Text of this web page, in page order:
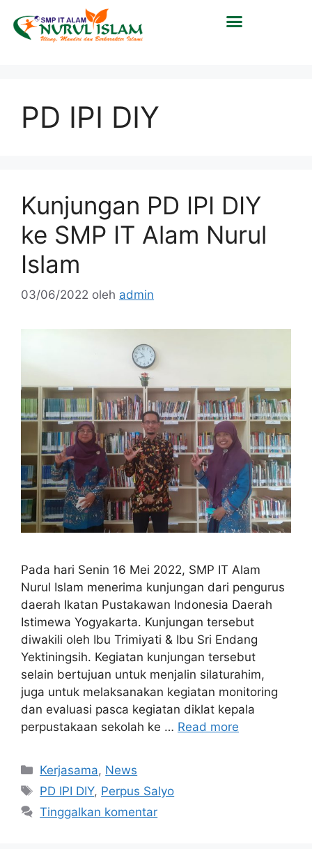
PD IPI DIY
Kunjungan PD IPI DIY
ke SMP IT Alam Nurul
Islam
03/06/2022 oleh admin
Pada hari Senin 16 Mei 2022, SMP IT Alam
Nurul Islam menerima kunjungan dari pengurus
daerah Ikatan Pustakawan Indonesia Daerah
Istimewa Yogyakarta. Kunjungan tersebut
diwakili oleh Ibu Trimiyati & Ibu Sri Endang
Yektiningsih. Kegiatan kunjungan tersebut
selain bertujuan untuk menjalin silaturahim,
juga untuk melaksanakan kegiatan monitoring
dan evaluasi pasca kegiatan diklat kepala
perpustakaan sekolah ke … Read more
Kerjasama, News
PD IPI DIY, Perpus Salyo
Tinggalkan komentar